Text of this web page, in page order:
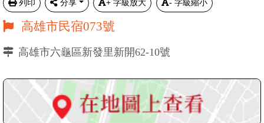
列印 分享 + 字級放大 - 字級縮小
高雄市民宿073號
高雄市六龜區新發里新開62-10號